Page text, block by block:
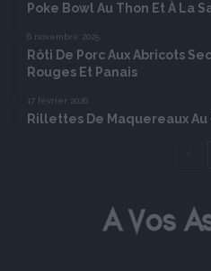
Poke Bowl Au Thon Et À La
6 novembre 2025
Rôti De Porc Aux Abricots
Rouges Et Panais
17 février 2026
Rillettes De Maquereaux Au